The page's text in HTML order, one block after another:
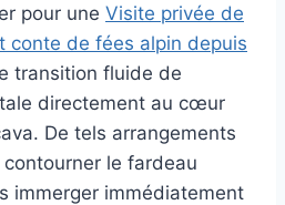
pour une Visite privée de
conte de fées alpin depuis
transition fluide de
directement au cœur
De tels arrangements
le fardeau
immerger immédiatement